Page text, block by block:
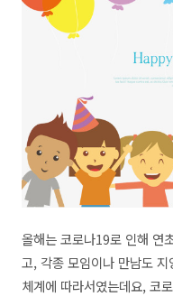
올해는 코로나19로 인해 연
고, 각종 모임이나 만남도
체계에 따라서였는데요, 코